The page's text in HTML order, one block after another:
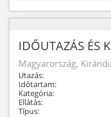
IDŐUTAZÁS ÉS
Magyarország,
Utazás:
Időtartam:
Kategória:
Ellátás:
Típus: